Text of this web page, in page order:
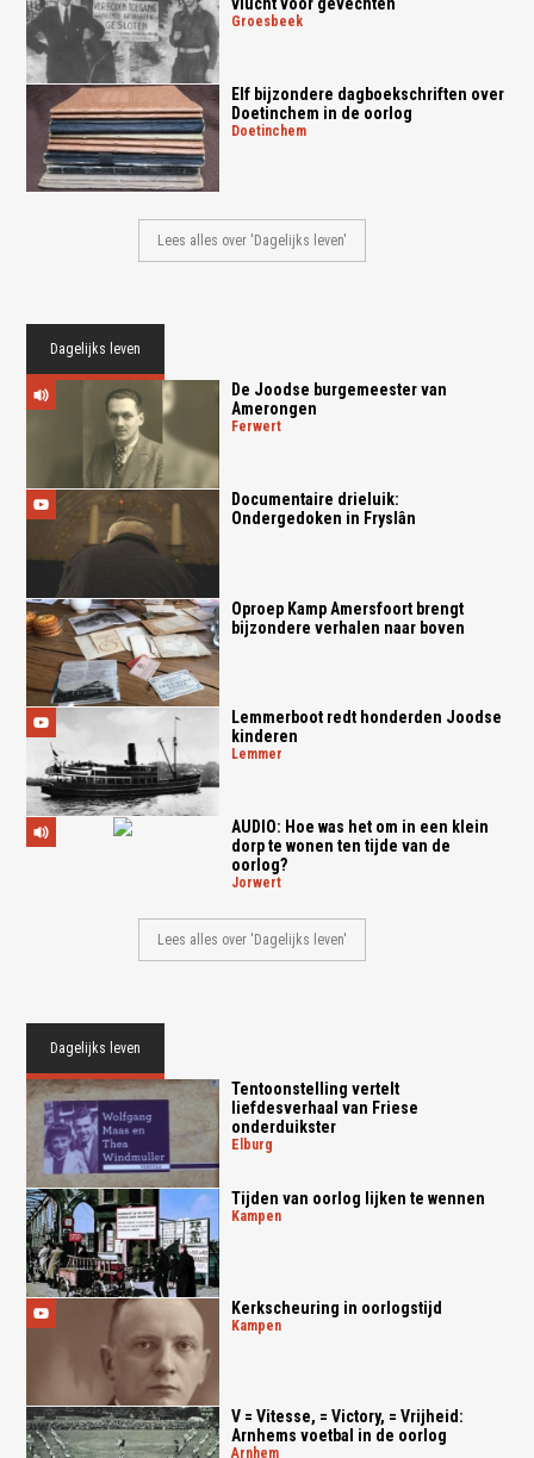
vlucht voor gevechten
groesbeek
Elf bijzondere dagboekschriften over
Doetinchem in de oorlog
doetinchem
Lees alles over 'Dagelijks leven'
Dagelijks leven
De Joodse burgemeester van
Amerongen
ferwert
Documentaire drieluik:
Ondergedoken in Fryslân
Oproep Kamp Amersfoort brengt
bijzondere verhalen naar boven
Lemmerboot redt honderden Joodse
kinderen
lemmer
AUDIO: Hoe was het om in een klein
dorp te wonen ten tijde van de
oorlog?
jorwert
Lees alles over 'Dagelijks leven'
Dagelijks leven
Tentoonstelling vertelt
liefdesverhaal van Friese
onderduikster
elburg
Tijden van oorlog lijken te wennen
kampen
Kerkscheuring in oorlogstijd
kampen
V = Vitesse, = Victory, = Vrijheid:
Arnhems voetbal in de oorlog
arnhem